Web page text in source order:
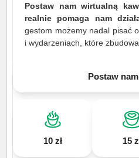
Postaw nam wirtualną
realnie pomaga nam
gestom możemy nadal pisać
i wydarzeniach, które
Postaw
10 zł 15